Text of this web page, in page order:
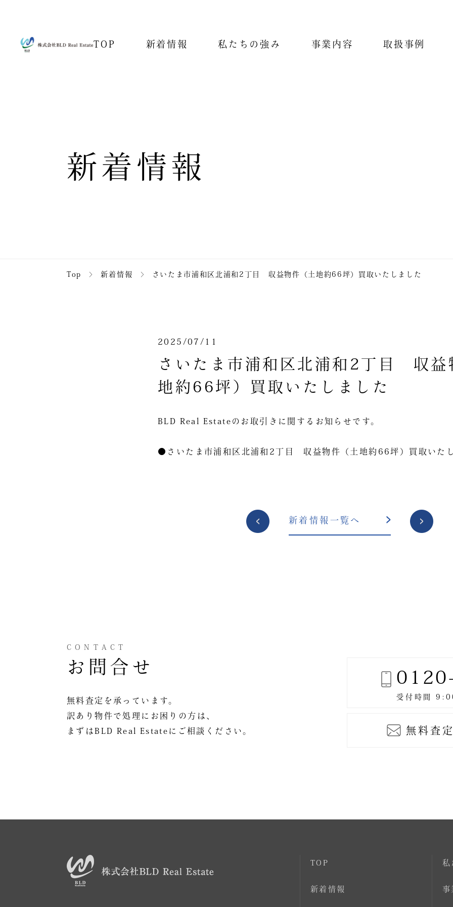
TOP 新着情報 私たちの強み 事業内容 取扱事例
新着情報
Top ＞ 新着情報 ＞ さいたま市浦和区北浦和2丁目 収益物件（土地約66坪）買取いたしました
2025/07/11
さいたま市浦和区北浦和2丁目 収益
地約66坪）買取いたしました
BLD Real Estateのお取引きに関するお知らせです。
●さいたま市浦和区北浦和2丁目 収益物件（土地約66坪）買取いた
投
稿
新着情報一覧へ
CONTACT
お問合せ
無料査定を承っています。
訳あり物件で処理にお困りの方は、
まずはBLD Real Estateにご相談ください。
無料査
TOP
新着情報
私
事